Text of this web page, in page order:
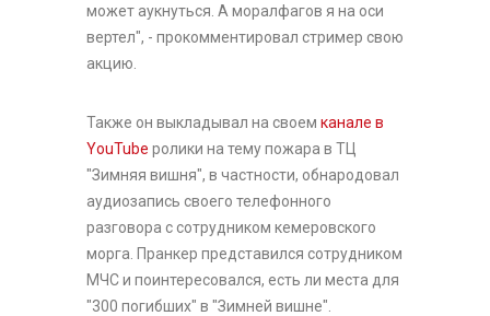
может аукнуться. А моралфагов я на оси
вертел", - прокомментировал стример свою
акцию.
Также он выкладывал на своем канале в
YouTube ролики на тему пожара в ТЦ
"Зимняя вишня", в частности, обнародовал
аудиозапись своего телефонного
разговора с сотрудником кемеровского
морга. Пранкер представился сотрудником
МЧС и поинтересовался, есть ли места для
"300 погибших" в "Зимней вишне".